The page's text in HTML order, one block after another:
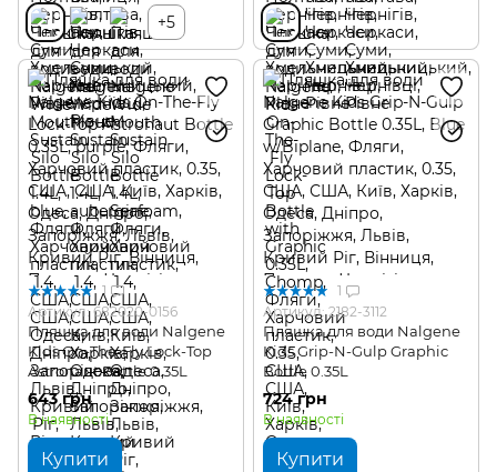
+5
1
Артикул: 682020-0156
Пляшка для води Nalgene
Kids On-The-Fly Lock-Top
Astronaut Bottle 0.35L
643 грн
В наявності
Купити
1
Артикул: 2182-3112
Пляшка для води Nalgene
Kids Grip-N-Gulp Graphic
Bottle 0.35L
724 грн
В наявності
Купити